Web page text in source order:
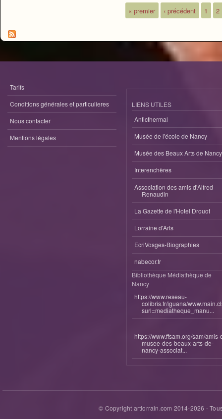
« premier ‹ précédent 1 2
Tarifs
Conditions générales et particulieres
Nous contacter
Mentions légales
LIENS UTILES
Anticthermal
Musée de l'école de Nancy
Musée des Beaux Arts de Nancy
Interenchères
Association des amis d'Alfred
Renaudin
La Gazette de l'Hotel Drouot
Lorraine d'Arts
EcriVosges-Biographies
nabecor.fr
Bibliothèque Médiathèque de
Nancy
https://www.reseau-
colibris.fr/iguana/
surl=mediatheque_manu...
https://www.ffsam.org/sam/amis-
musee-des-beaux-arts-de-
nancy-associat...
© Copyright artlorrain.com 2014-2026 -